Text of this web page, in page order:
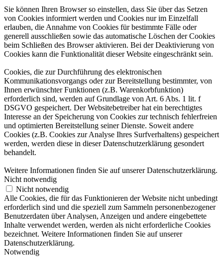
Sie können Ihren Browser so einstellen, dass Sie über das Setzen
von Cookies informiert werden und Cookies nur im Einzelfall
erlauben, die Annahme von Cookies für bestimmte Fälle oder
generell ausschließen sowie das automatische Löschen der Cookies
beim Schließen des Browser aktivieren. Bei der Deaktivierung von
Cookies kann die Funktionalität dieser Website eingeschränkt sein.
Cookies, die zur Durchführung des elektronischen
Kommunikationsvorgangs oder zur Bereitstellung bestimmter, von
Ihnen erwünschter Funktionen (z.B. Warenkorbfunktion)
erforderlich sind, werden auf Grundlage von Art. 6 Abs. 1 lit. f
DSGVO gespeichert. Der Websitebetreiber hat ein berechtigtes
Interesse an der Speicherung von Cookies zur technisch fehlerfreien
und optimierten Bereitstellung seiner Dienste. Soweit andere
Cookies (z.B. Cookies zur Analyse Ihres Surfverhaltens) gespeichert
werden, werden diese in dieser Datenschutzerklärung gesondert
behandelt.
Weitere Informationen finden Sie auf unserer Datenschutzerklärung.
Nicht notwendig
Nicht notwendig
Alle Cookies, die für das Funktionieren der Website nicht unbedingt
erforderlich sind und die speziell zum Sammeln personenbezogener
Benutzerdaten über Analysen, Anzeigen und andere eingebettete
Inhalte verwendet werden, werden als nicht erforderliche Cookies
bezeichnet. Weitere Informationen finden Sie auf unserer
Datenschutzerklärung.
Notwendig